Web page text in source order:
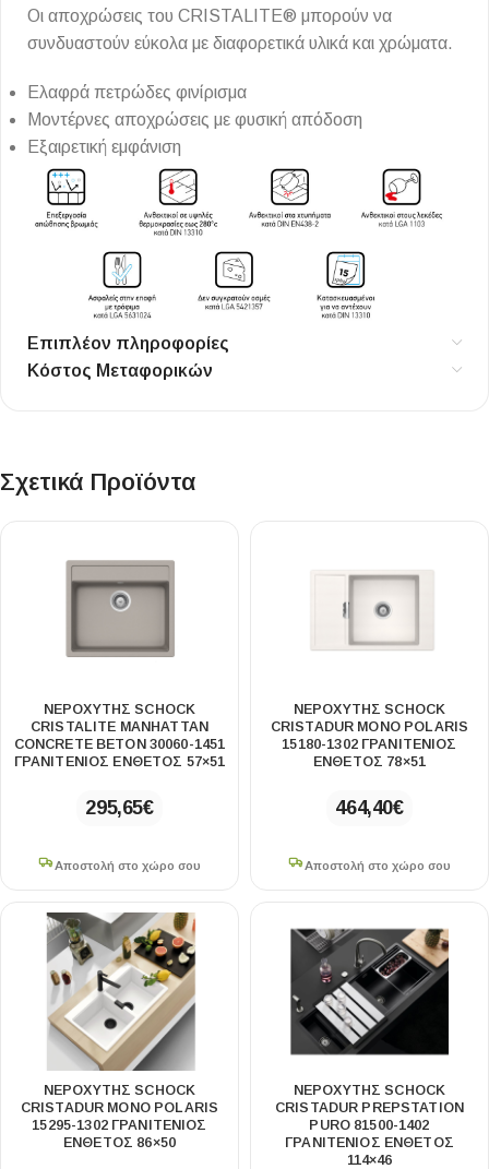
Οι αποχρώσεις του CRISTALITE® μπορούν να
συνδυαστούν εύκολα με διαφορετικά υλικά και χρώματα.
Ελαφρά πετρώδες φινίρισμα
Μοντέρνες αποχρώσεις με φυσική απόδοση
Εξαιρετική εμφάνιση
Επιπλέον πληροφορίες
Κόστος Μεταφορικών
Σχετικά Προϊόντα
ΝΕΡΟΧΥΤΗΣ SCHOCK
CRISTALITE MANHATTAN
CONCRETE BETON 30060-1451
ΓΡΑΝΙΤΕΝΙΟΣ ΕΝΘΕΤΟΣ 57×51
295,65€
Αποστολή στο χώρο σου
ΝΕΡΟΧΥΤΗΣ SCHOCK
CRISTADUR MONO POLARIS
15180-1302 ΓΡΑΝΙΤΕΝΙΟΣ
ΕΝΘΕΤΟΣ 78×51
464,40€
Αποστολή στο χώρο σου
ΝΕΡΟΧΥΤΗΣ SCHOCK
CRISTADUR MONO POLARIS
15295-1302 ΓΡΑΝΙΤΕΝΙΟΣ
ΕΝΘΕΤΟΣ 86×50
ΝΕΡΟΧΥΤΗΣ SCHOCK
CRISTADUR PREPSTATION
PURO 81500-1402
ΓΡΑΝΙΤΕΝΙΟΣ ΕΝΘΕΤΟΣ
114×46